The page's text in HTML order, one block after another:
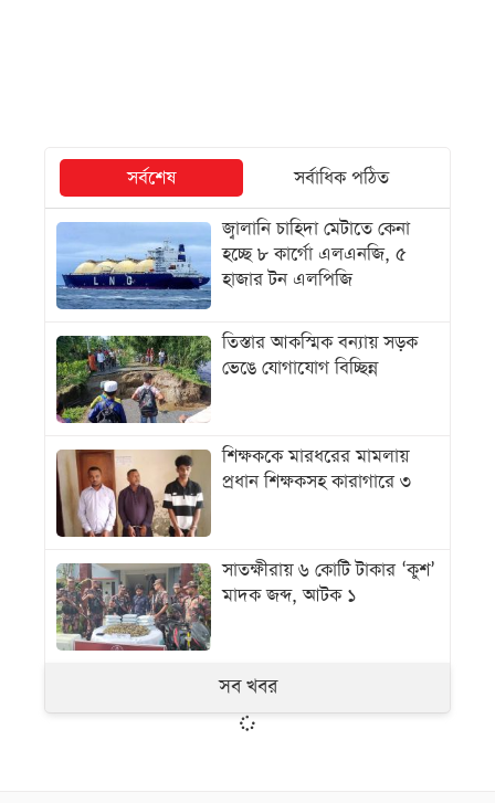
সর্বশেষ
সর্বাধিক পঠিত
জ্বালানি চাহিদা মেটাতে কেনা
হচ্ছে ৮ কার্গো এলএনজি, ৫
হাজার টন এলপিজি
তিস্তার আকস্মিক বন্যায় সড়ক
ভেঙে যোগাযোগ বিচ্ছিন্ন
শিক্ষককে মারধরের মামলায়
প্রধান শিক্ষকসহ কারাগারে ৩
সাতক্ষীরায় ৬ কোটি টাকার ‘কুশ’
মাদক জব্দ, আটক ১
সব খবর